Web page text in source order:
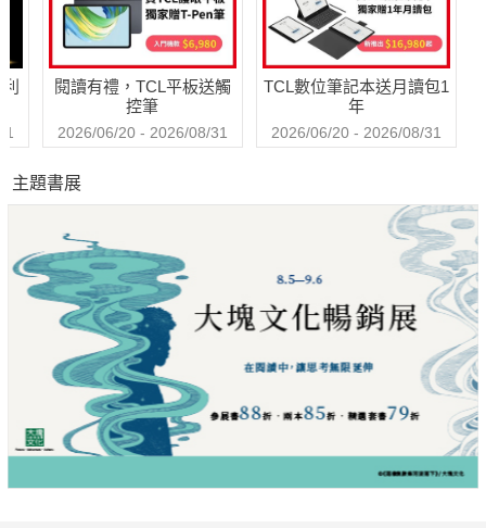
閱讀有禮，TCL平板送觸
控筆
2026/06/20 - 2026/08/31
TCL數位筆記本送月讀包1
年
2026/06/20 - 2026/08/31
主題書展